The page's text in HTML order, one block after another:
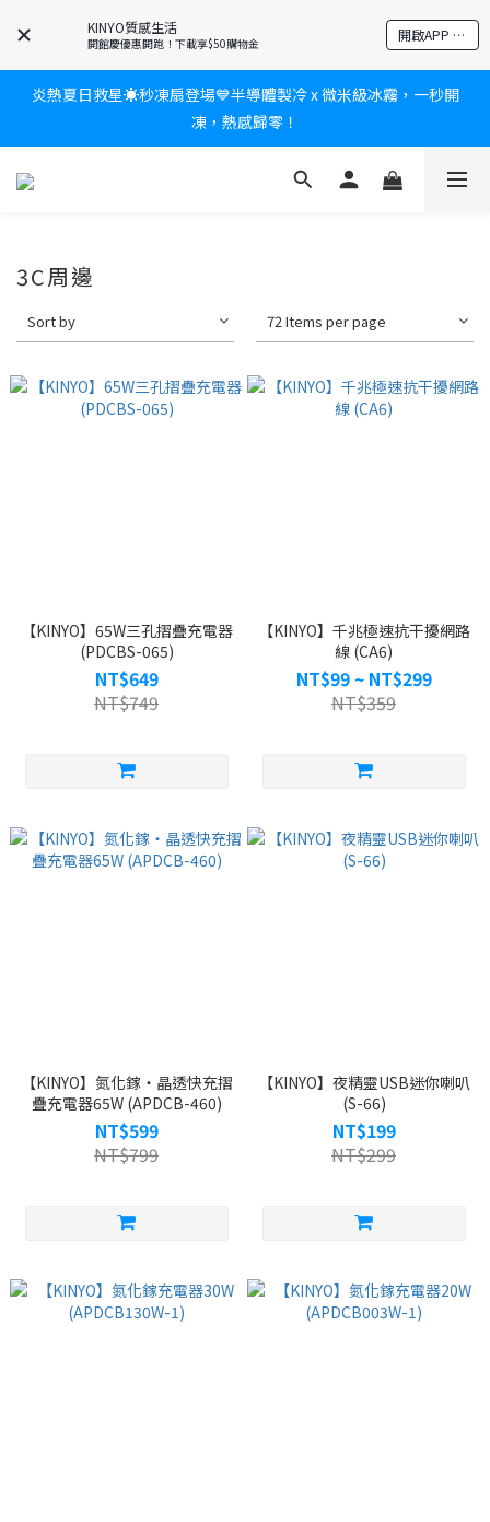
KINYO質感生活
開館慶優惠開跑！下載享$50購物金 開啟APP 享隱藏優惠
新會員送$100購物金✨再享消費回饋無極限
爸氣有禮賞🎁全館任2件9折✨刮鬍刀、按摩家電、電動牙刷、藍芽
耳機🎀給爸爸一個驚喜大禮包
炎熱夏日救星☀️秒凍扇登場💙半導體製冷 x 微米級冰霧，一秒開
凍，熱感歸零！
新會員送$100購物金✨再享消費回饋無極限
3C周邊
Sort by 72 Items per page
【KINYO】65W三孔摺疊充電器
(PDCBS-065)
NT$649
NT$749
【KINYO】千兆極速抗干擾網路
線 (CA6)
NT$99 ~ NT$299
NT$359
【KINYO】氮化鎵‧晶透快充摺
疊充電器65W (APDCB-460)
NT$599
NT$799
【KINYO】夜精靈USB迷你喇叭
(S-66)
NT$199
NT$299